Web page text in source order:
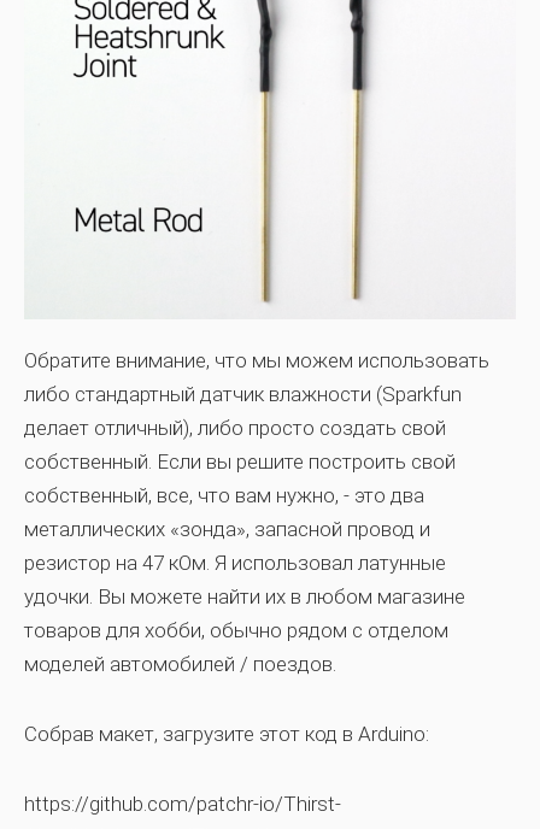
Обратите внимание, что мы можем использовать
либо стандартный датчик влажности (Sparkfun
делает отличный), либо просто создать свой
собственный. Если вы решите построить свой
собственный, все, что вам нужно, - это два
металлических «зонда», запасной провод и
резистор на 47 кОм. Я использовал латунные
удочки. Вы можете найти их в любом магазине
товаров для хобби, обычно рядом с отделом
моделей автомобилей / поездов.
Собрав макет, загрузите этот код в Arduino:
https://github.com/patchr-io/Thirst-